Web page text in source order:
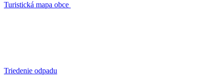
Turistická mapa obce
Triedenie odpadu